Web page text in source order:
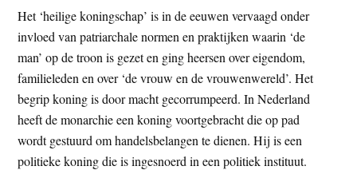
Het ‘heilige koningschap’ is in de eeuwen vervaagd onder
invloed van patriarchale normen en praktijken waarin ‘de
man’ op de troon is gezet en ging heersen over eigendom,
familieleden en over ‘de vrouw en de vrouwenwereld’. Het
begrip koning is door macht gecorrumpeerd. In Nederland
heeft de monarchie een koning voortgebracht die op pad
wordt gestuurd om handelsbelangen te dienen. Hij is een
politieke koning die is ingesnoerd in een politiek instituut.